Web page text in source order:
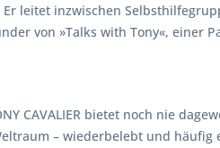
leitet inzwischen
von »Talks with Tony«, einer
CAVALIER bietet noch nie
– wiederbelebt und häufig